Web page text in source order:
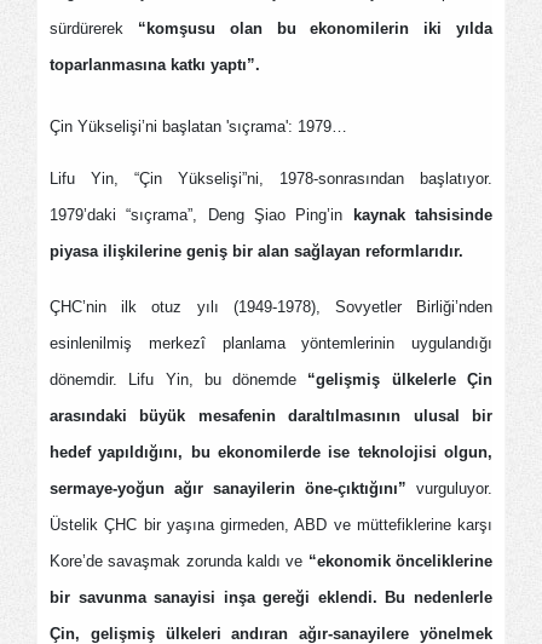
sürdürerek “komşusu olan bu ekonomilerin iki yılda
toparlanmasına katkı yaptı”.
Çin Yükselişi’ni başlatan 'sıçrama': 1979…
Lifu Yin, “Çin Yükselişi”ni, 1978-sonrasından başlatıyor.
1979’daki “sıçrama”, Deng Şiao Ping’in
kaynak tahsisinde
piyasa ilişkilerine geniş bir alan sağlayan reformlarıdır.
ÇHC’nin ilk otuz yılı (1949-1978), Sovyetler Birliği’nden
esinlenilmiş merkezî planlama yöntemlerinin uygulandığı
dönemdir. Lifu Yin, bu dönemde “gelişmiş ülkelerle Çin
arasındaki büyük mesafenin daraltılmasının ulusal bir
hedef yapıldığını, bu ekonomilerde ise teknolojisi olgun,
sermaye-yoğun ağır sanayilerin öne-çıktığını” vurguluyor.
Üstelik ÇHC bir yaşına girmeden, ABD ve müttefiklerine karşı
Kore’de savaşmak zorunda kaldı ve “ekonomik önceliklerine
bir savunma sanayisi inşa gereği eklendi. Bu nedenlerle
Çin, gelişmiş ülkeleri andıran ağır-sanayilere yönelmek